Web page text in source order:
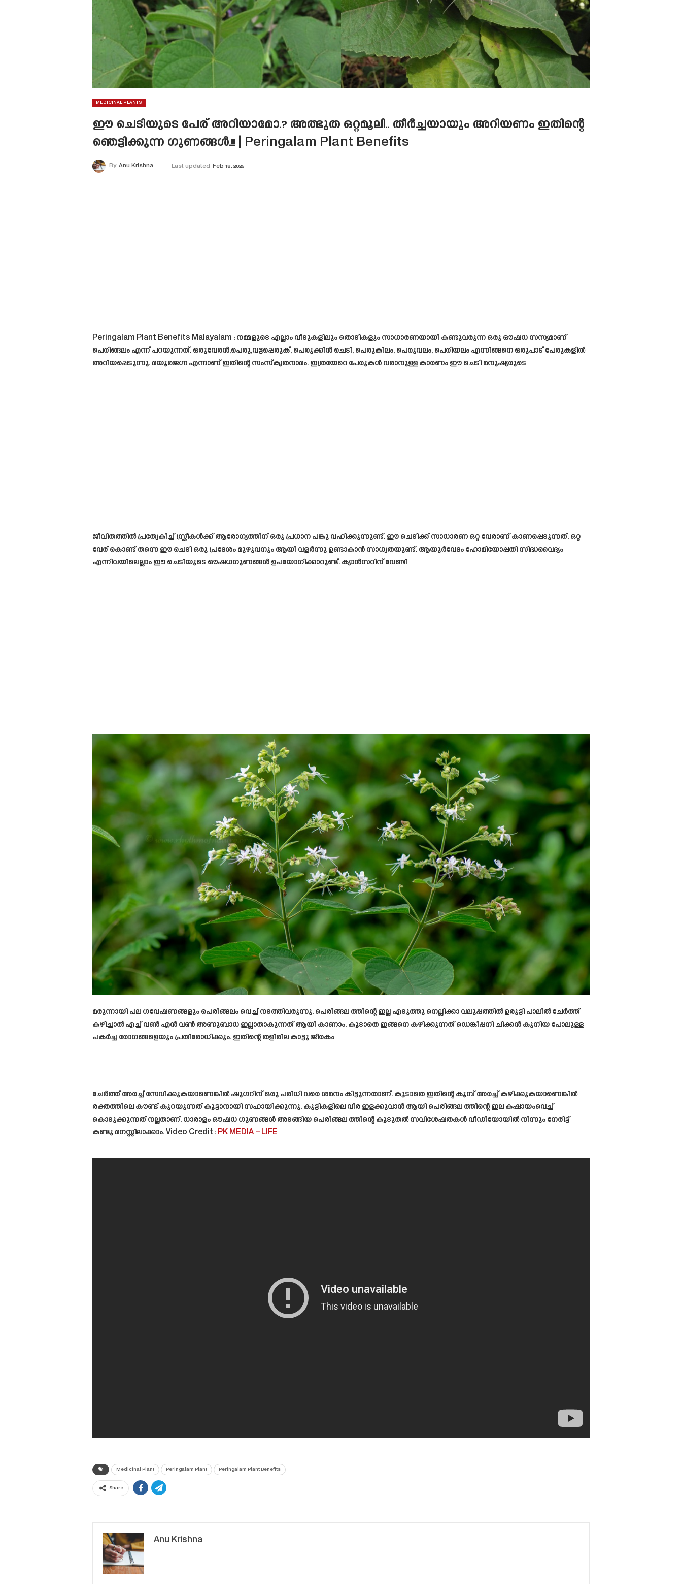
MEDICINAL PLANTS
ഈ ചെടിയുടെ പേര് അറിയാമോ.? അത്ഭുത ഒറ്റമൂലി.. തീർച്ചയായും അറിയണം ഇതിന്റെ
ഞെട്ടിക്കുന്ന ഗുണങ്ങൾ.!! | Peringalam Plant Benefits
By Anu Krishna Last updated Feb 18, 2025
Peringalam Plant Benefits Malayalam : നമ്മളുടെ എല്ലാം വീടുകളിലും തൊടികളും സാധാരണയായി കണ്ടുവരുന്ന ഒരു ഔഷധ സസ്യമാണ്
പെരിങ്ങലം എന്ന് പറയുന്നത്. ഒരുവേരൻ,പെരു,വട്ടപ്പെരുക്, പെരുക്കിൻ ചെടി, പെരുകിലം, പെരുവലം, പെരിയലം എന്നിങ്ങനെ ഒരുപാട് പേരുകളിൽ
അറിയപ്പെടുന്നു. മയൂരജഗ്ന എന്നാണ് ഇതിന്റെ സംസ്കൃതനാമം. ഇത്രയേറെ പേരുകൾ വരാനുള്ള കാരണം ഈ ചെടി മനുഷ്യരുടെ
ജീവിതത്തിൽ പ്രത്യേകിച്ച് സ്ത്രീകൾക്ക് ആരോഗ്യത്തിന് ഒരു പ്രധാന പങ്കു വഹിക്കുന്നുണ്ട്. ഈ ചെടിക്ക് സാധാരണ ഒറ്റ വേരാണ് കാണപ്പെടുന്നത്. ഒറ്റ
വേര് കൊണ്ട് തന്നെ ഈ ചെടി ഒരു പ്രദേശം മുഴുവനും ആയി വളർന്നു ഉണ്ടാകാൻ സാധ്യതയുണ്ട്. ആയുർവേദം ഹോമിയോപ്പതി സിദ്ധവൈദ്യം
എന്നിവയിലെല്ലാം ഈ ചെടിയുടെ ഔഷധഗുണങ്ങൾ ഉപയോഗിക്കാറുണ്ട്. ക്യാൻസറിന് വേണ്ടി
മരുന്നായി പല ഗവേഷണങ്ങളും പെരിങ്ങലം വെച്ച് നടത്തിവരുന്നു. പെരിങ്ങല ത്തിന്റെ ഇല്ല എടുത്തു നെല്ലിക്കാ വലുപ്പത്തിൽ ഉരുട്ടി പാലിൽ ചേർത്ത്
കഴിച്ചാൽ എച്ച് വൺ എൻ വൺ അണുബാധ ഇല്ലാതാകുന്നത് ആയി കാണാം. കൂടാതെ ഇങ്ങനെ കഴിക്കുന്നത് ഡെങ്കിപ്പനി ചിക്കൻ കുനിയ പോലുള്ള
പകർച്ച രോഗങ്ങളെയും പ്രതിരോധിക്കും. ഇതിന്റെ തളിരില കാട്ടു ജീരകം
ചേർത്ത് അരച്ച് സേവിക്കുകയാണെങ്കിൽ ഷുഗറിന് ഒരു പരിധി വരെ ശമനം കിട്ടുന്നതാണ്. കൂടാതെ ഇതിന്റെ കൂമ്പ് അരച്ച് കഴിക്കുകയാണെങ്കിൽ
രക്തത്തിലെ കൗണ്ട് കുറയുന്നത് കൂട്ടാനായി സഹായിക്കുന്നു. കുട്ടികളിലെ വിര ഇളക്കുവാൻ ആയി പെരിങ്ങല ത്തിന്റെ ഇല കഷായംവെച്ച്
കൊടുക്കുന്നത് നല്ലതാണ്. ധാരാളം ഔഷധ ഗുണങ്ങൾ അടങ്ങിയ പെരിങ്ങല ത്തിന്റെ കൂടുതൽ സവിശേഷതകൾ വീഡിയോയിൽ നിന്നും നേരിട്ട്
കണ്ടു മനസ്സിലാക്കാം. Video Credit : PK MEDIA – LIFE
Medicinal Plant Peringalam Plant Peringalam Plant Benefits
Share
Anu Krishna